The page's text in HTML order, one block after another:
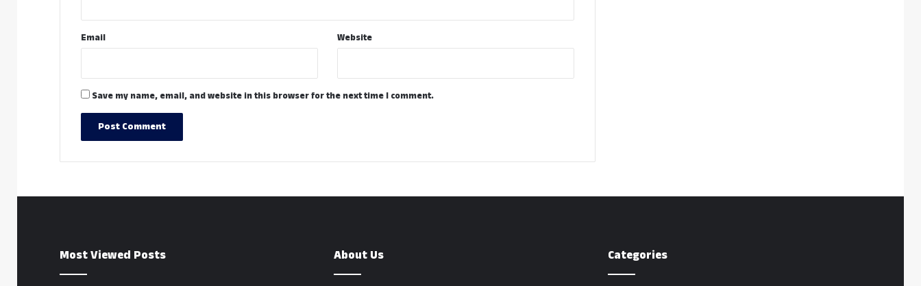
Email Website
Save my name, email, and website in this browser for the next time I comment.
Most Viewed Posts About Us Categories